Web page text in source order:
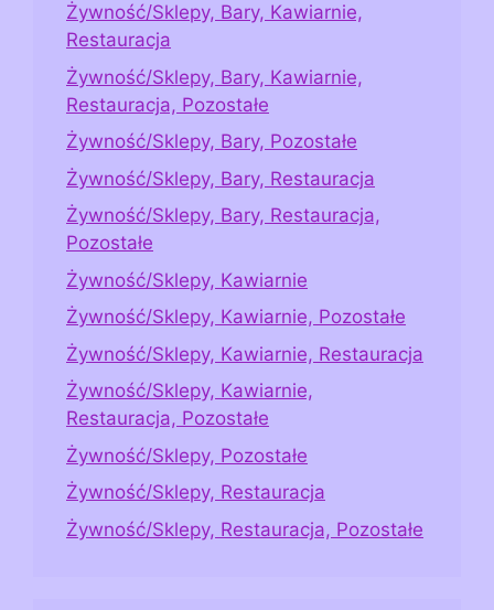
Żywność/Sklepy, Bary, Kawiarnie,
Restauracja
Żywność/Sklepy, Bary, Kawiarnie,
Restauracja, Pozostałe
Żywność/Sklepy, Bary, Pozostałe
Żywność/Sklepy, Bary, Restauracja
Żywność/Sklepy, Bary, Restauracja,
Pozostałe
Żywność/Sklepy, Kawiarnie
Żywność/Sklepy, Kawiarnie, Pozostałe
Żywność/Sklepy, Kawiarnie, Restauracja
Żywność/Sklepy, Kawiarnie,
Restauracja, Pozostałe
Żywność/Sklepy, Pozostałe
Żywność/Sklepy, Restauracja
Żywność/Sklepy, Restauracja, Pozostałe